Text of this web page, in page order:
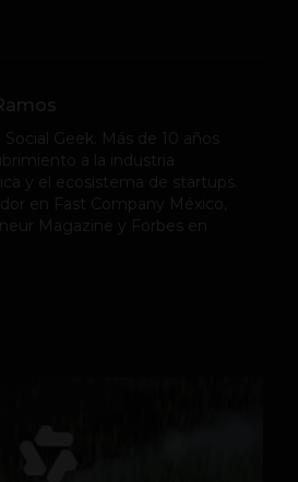
Social Geek
. Más de 10 años
a la industria
y el ecosistema de startups.
en Fast Company México,
Magazine y Forbes en